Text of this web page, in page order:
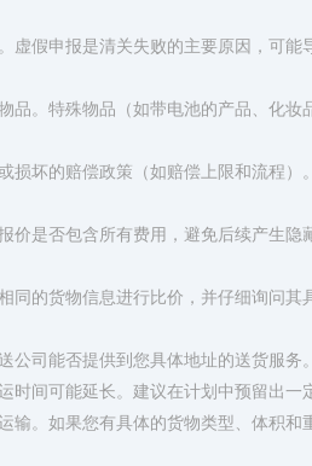
假申报是清关失败的主要原因，可能
。特殊物品（如带电池的产品、化妆
坏的赔偿政策​（如赔偿上限和流程）
是否包含所有费用，避免后续产生隐
同的货物信息进行比价，并仔细询问其
司能否提供到您具体地址的送货服务。
间可能延长。建议在计划中预留出一
。如果您有具体的货物类型、体积和